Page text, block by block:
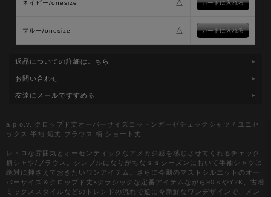
ネイビー/onesize △
ブルー/onesize △
返品についての詳細はこちら
お問い合わせ
友達にメールですすめる
a.p.o.v. クロップド丈オーバーサイズコットンガーゼチェックシャツ / ユニセ
ックス 半袖 短丈 ブラウス 柄 ショート丈
レトロな雰囲気とオーセンティックなアメカジ感を感じさせてくれるチェック
柄シャツ/ブラウス。シンプルになりがちなｓｓシーズンにおいて半袖シャツは
絶対に押さえておきたいワンアイテム。さらに今期のマストシルエットのオー
バーサイズ＆クロップド丈×クラシックな定番アイテムながら90ｓやY2K、古着
ミックススタイルなどのトレンドの流れで逆に今新鮮なワンデザインで、メン